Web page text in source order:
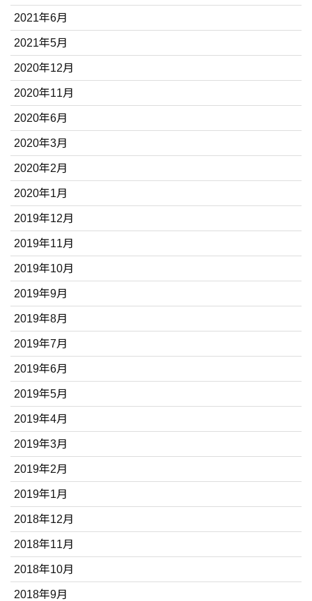
2021年6月
2021年5月
2020年12月
2020年11月
2020年6月
2020年3月
2020年2月
2020年1月
2019年12月
2019年11月
2019年10月
2019年9月
2019年8月
2019年7月
2019年6月
2019年5月
2019年4月
2019年3月
2019年2月
2019年1月
2018年12月
2018年11月
2018年10月
2018年9月